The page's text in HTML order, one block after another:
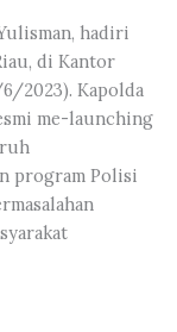
hadiri
di Kantor
2023). Kapolda
me-launching
program Polisi